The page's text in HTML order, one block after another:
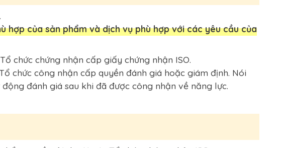
hợp của sản phẩm và dịch vụ phù hợp với các yêu cầu của
chức chứng nhận cấp giấy chứng nhận ISO.
chức công nhận cấp quyền đánh giá hoặc giám định. Nói
đánh giá sau khi đã được công nhận về năng lực.